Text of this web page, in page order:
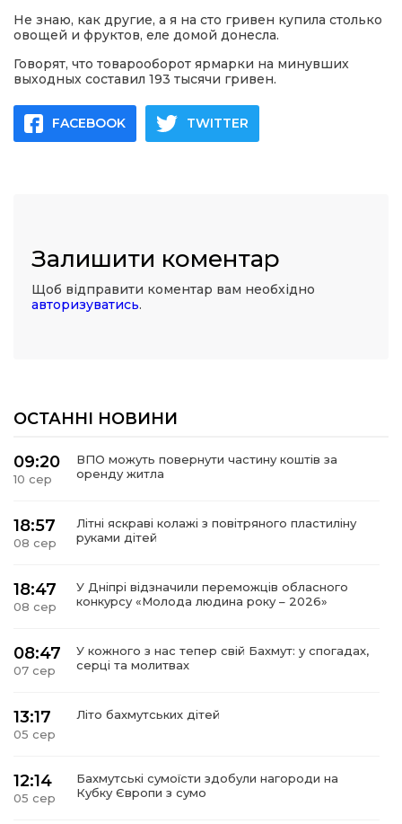
Не знаю, как другие, а я на сто гривен купила столько
овощей и фруктов, еле домой донесла.
Говорят, что товарооборот ярмарки на минувших
выходных составил 193 тысячи гривен.
FACEBOOK TWITTER
Залишити коментар
Щоб відправити коментар вам необхідно
авторизуватись.
ОСТАННІ НОВИНИ
09:20
10 сер
ВПО можуть повернути частину коштів за
оренду житла
18:57
08 сер
Літні яскраві колажі з повітряного пластиліну
руками дітей
18:47
08 сер
У Дніпрі відзначили переможців обласного
конкурсу «Молода людина року – 2026»
08:47
07 сер
У кожного з нас тепер свій Бахмут: у спогадах,
серці та молитвах
13:17
05 сер
Літо бахмутських дітей
12:14
05 сер
Бахмутські сумоїсти здобули нагороди на
Кубку Європи з сумо